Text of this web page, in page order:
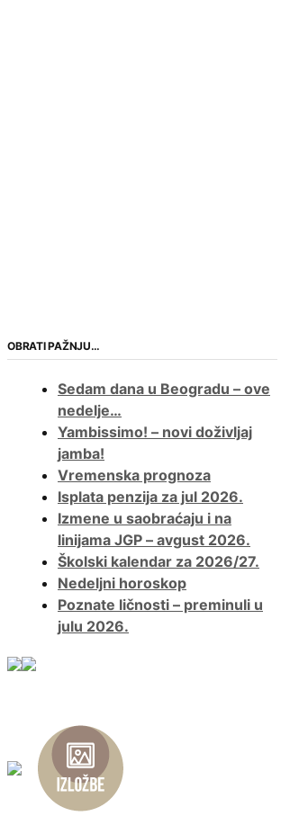
OBRATI PAŽNJU…
Sedam dana u Beogradu – ove
nedelje…
Yambissimo! – novi doživljaj
jamba!
Vremenska prognoza
Isplata penzija za jul 2026.
Izmene u saobraćaju i na
linijama JGP – avgust 2026.
Školski kalendar za 2026/27.
Nedeljni horoskop
Poznate ličnosti – preminuli u
julu 2026.